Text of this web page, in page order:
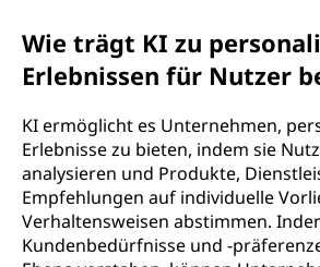
Wie trägt KI zu
Erlebnissen für Nutzer
KI ermöglicht es Unternehmen,
Erlebnisse zu bieten, indem sie
analysieren und Produkte,
Empfehlungen auf individuelle
Verhaltensweisen abstimmen.
Kundenbedürfnisse und -